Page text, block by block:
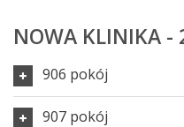
NOWA KLINIKA -
906 pokój
907 pokój